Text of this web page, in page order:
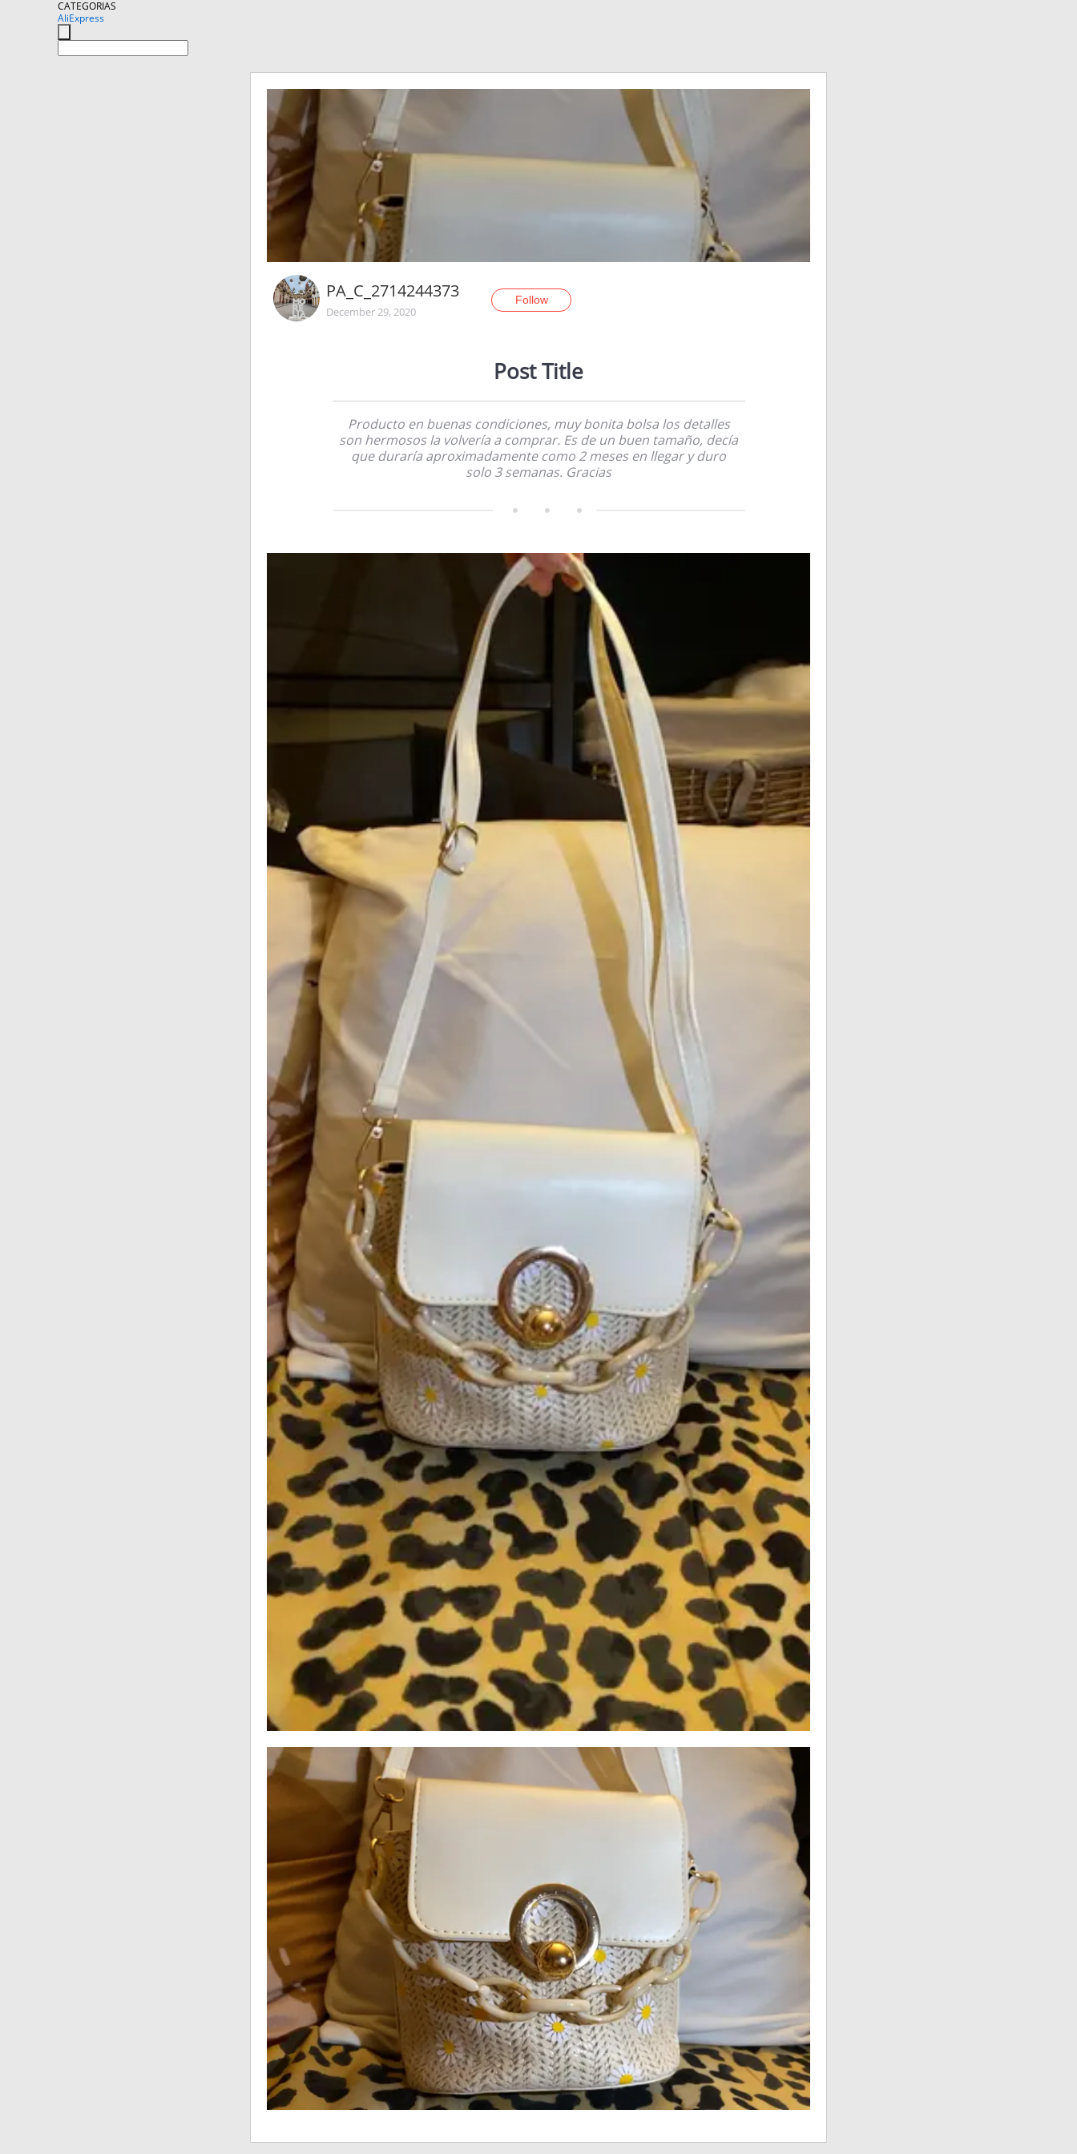
CATEGORIAS
AliExpress
PA_C_2714244373
December 29, 2020
Follow
Post Title
Producto en buenas condiciones, muy bonita bolsa los detalles
son hermosos la volvería a comprar. Es de un buen tamaño, decía
que duraría aproximadamente como 2 meses en llegar y duro
solo 3 semanas. Gracias